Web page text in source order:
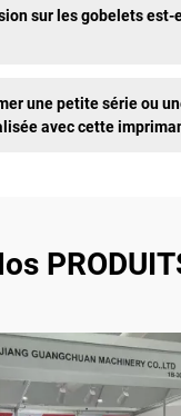
sur les gobelets est-
une petite série ou
avec cette